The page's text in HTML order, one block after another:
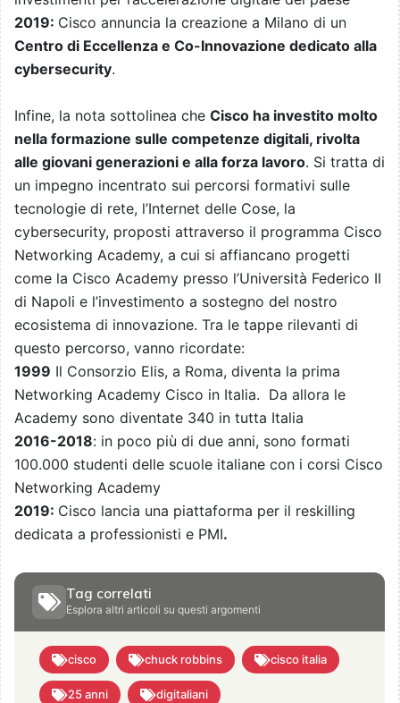
2019: Cisco annuncia la creazione a Milano di un
Centro di Eccellenza e Co-Innovazione dedicato alla
cybersecurity.
Infine, la nota sottolinea che Cisco ha investito molto
nella formazione sulle competenze digitali, rivolta
alle giovani generazioni e alla forza lavoro. Si tratta di
un impegno incentrato sui percorsi formativi sulle
tecnologie di rete, l’Internet delle Cose, la
cybersecurity, proposti attraverso il programma Cisco
Networking Academy, a cui si affiancano progetti
come la Cisco Academy presso l’Università Federico II
di Napoli e l’investimento a sostegno del nostro
ecosistema di innovazione. Tra le tappe rilevanti di
questo percorso, vanno ricordate:
1999 Il Consorzio Elis, a Roma, diventa la prima
Networking Academy Cisco in Italia. Da allora le
Academy sono diventate 340 in tutta Italia
2016-2018: in poco più di due anni, sono formati
100.000 studenti delle scuole italiane con i corsi Cisco
Networking Academy
2019: Cisco lancia una piattaforma per il reskilling
dedicata a professionisti e PMI.
Tag correlati
Esplora altri articoli su questi argomenti
cisco chuck robbins cisco italia
25 anni digitaliani